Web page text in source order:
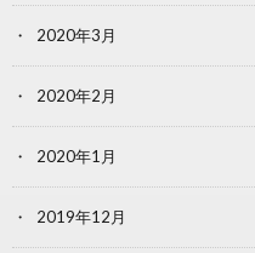
2020年3月
2020年2月
2020年1月
2019年12月